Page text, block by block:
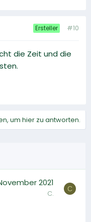
Ersteller #10
die Zeit und die
um hier zu antworten.
2021
C. C